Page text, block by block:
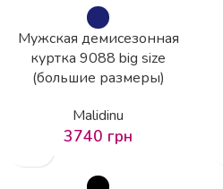
Мужская демисезонная
куртка 9088 big size
(большие размеры)
Malidinu
3740 грн